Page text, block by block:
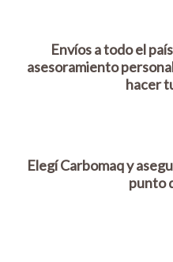
Envíos a todo el
asesoramiento
hacer
Elegí Carbomaq y
punto